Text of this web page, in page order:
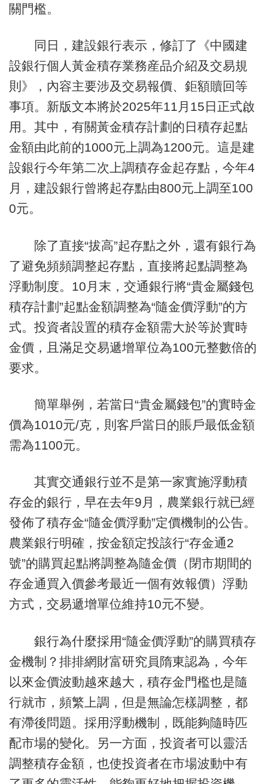
關門檻。
同日，建設銀行表示，修訂了《中國建
設銀行個人黃金積存業務産品介紹及交易規
則》，內容主要涉及交易報價、鉅額贖回等
事項。新版文本將於2025年11月15日正式啟
用。其中，有關黃金積存計劃的日積存起點
金額由此前的1000元上調為1200元。這是建
設銀行今年第二次上調積存金起存點，今年4
月，建設銀行曾將起存點由800元上調至100
0元。
除了直接“拔高”起存點之外，還有銀行為
了避免頻頻調整起存點，直接將起點調整為
浮動制度。10月末，交通銀行將“貴金屬錢包
積存計劃”起點金額調整為“隨金價浮動”的方
式。投資者設置的積存金額需大於等於實時
金價，且滿足交易遞增單位為100元整數倍的
要求。
簡單舉例，若當日“貴金屬錢包”的實時金
價為1010元/克，則客戶當日的賬戶最低金額
需為1100元。
其實交通銀行並不是第一家實施浮動積
存金的銀行，早在去年9月，農業銀行就已經
發佈了積存金“隨金價浮動”定價機制的公告。
農業銀行明確，按金額定投該行“存金通2
號”的購買起點將調整為隨金價（閉市期間的
存金通買入價參考最近一個有效報價）浮動
方式，交易遞增單位維持10元不變。
銀行為什麼採用“隨金價浮動”的購買積存
金機制？排排網財富研究員隋東認為，今年
以來金價波動越來越大，積存金門檻也是隨
行就市，頻繁上調，但是無論怎樣調整，都
有滯後問題。採用浮動機制，既能夠隨時匹
配市場的變化。另一方面，投資者可以靈活
調整積存金額，也使投資者在市場波動中有